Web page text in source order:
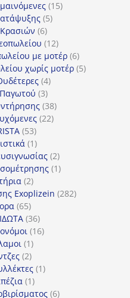
1515
55
Κρασιών 66
προϊόντα
1212
προϊόντα
με μοτέρ 66
προϊόντα
χωρίς μοτέρ 55
44
προϊόντα
Παγωτού 33
προϊόντα
3838
προϊόντα
2222
5353
προϊόντα
11
προϊόν
22
προϊόντα
11
22
προϊόντα
Exoplizein 282282
6565
προϊόντα
3636
προϊόντα
1616
11
προϊόν
22
προϊόντα
11
11
προϊόν
66